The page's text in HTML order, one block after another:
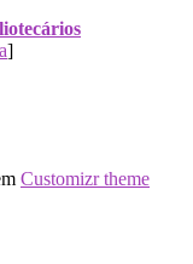
]
Customizr theme